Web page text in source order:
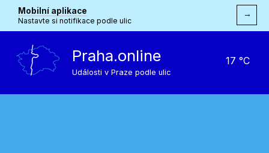
Mobilní aplikace
Nastavte si notifikace podle ulic
→
Praha.online
Události v Praze podle ulic
17 °C